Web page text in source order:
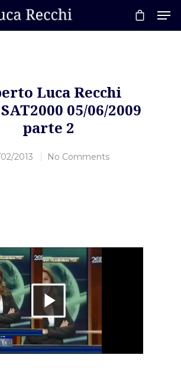
Luca Recchi
05/06/2009
parte 2
2013 No Comments
Riproduci
il
Home
About AL
Podcast
News